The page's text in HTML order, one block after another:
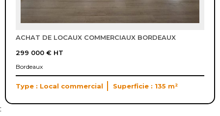
ACHAT DE LOCAUX COMMERCIAUX BORDEAUX
299 000 € HT
Bordeaux
Type : Local commercial Superficie : 135 m²
: